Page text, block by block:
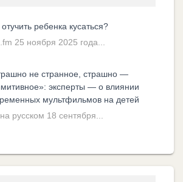
отучить ребенка кусаться?
25 ноября 2025 года...
не странное, страшно —
эксперты — о влиянии
мультфильмов на детей
русском 18 сентября...